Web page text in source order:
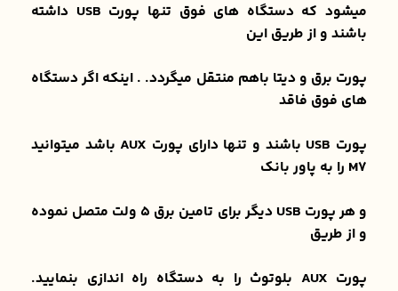
میشود که دستگاه های فوق تنها پورت USB داشته
باشند و از طریق این
پورت برق و دیتا باهم منتقل میگردد. . اینکه اگر دستگاه
های فوق فاقد
پورت USB باشند و تنها دارای پورت AUX باشد میتوانید
M7 را به پاور بانک
و هر پورت USB دیگر برای تامین برق 5 ولت متصل نموده
و از طریق
پورت AUX بلوتوث را به دستگاه راه اندازی بنمایید.